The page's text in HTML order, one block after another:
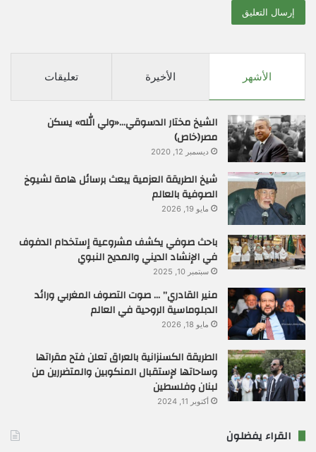
الأشهر الأخيرة تعليقات
الشيخ مختار الدسوقي…«ولي الله» يسكن
مصر(خاص)
ديسمبر 12, 2020
شيخ الطريقة العزمية يبعث برسائل هامة لشيوخ
الصوفية بالعالم
مايو 19, 2026
باحث صوفي يكشف مشروعية إستخدام الدفوف
في الإنشاد الديني والمديح النبوي
سبتمبر 10, 2025
منير القادري” … صوت التصوف المغربي ورائد
الدبلوماسية الروحية في العالم
مايو 18, 2026
الطريقة الكسنزانية بالعراق تعلن فتح مقراتها
وساحاتها لإستقبال المنكوبين والمتضررين من
لبنان وفلسطين
أكتوبر 11, 2024
القراء يفضلون